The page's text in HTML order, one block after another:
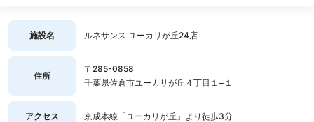
施設名 ルネサンス ユーカリが丘24店
住所
〒285-0858
千葉県佐倉市ユーカリが丘４丁目１−１
アクセス 京成本線「ユーカリが丘」より徒歩3分